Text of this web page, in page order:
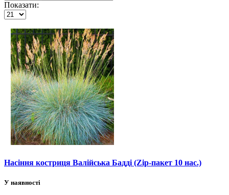
Показати:
Насіння костриця Валійська Бадді (Zip-пакет 10 нас.)
У наявності